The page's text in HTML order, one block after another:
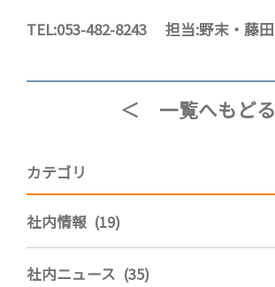
TEL:053-482-8243 担当:野末・藤田
＜ 一覧へもどる
カテゴリ
社内情報 (19)
社内ニュース (35)